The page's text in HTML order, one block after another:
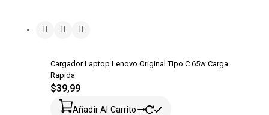
Cargador Laptop Lenovo Original Tipo C 65w Carga
Rapida
$39,99
Añadir Al Carrito